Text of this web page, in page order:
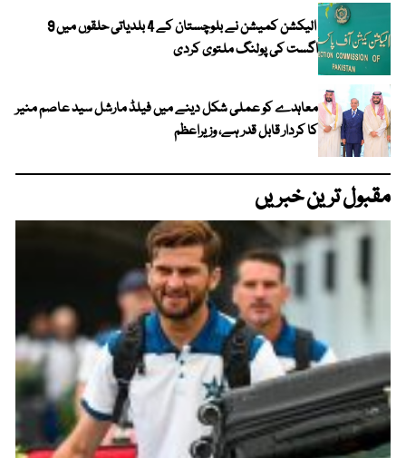
الیکشن کمیشن نے بلوچستان کے 4 بلدیاتی حلقوں میں 9
اگست کی پولنگ ملتوی کردی
معاہدے کو عملی شکل دینے میں فیلڈ مارشل سید عاصم منیر
کا کردار قابل قدر ہے، وزیراعظم
مقبول ترین خبریں